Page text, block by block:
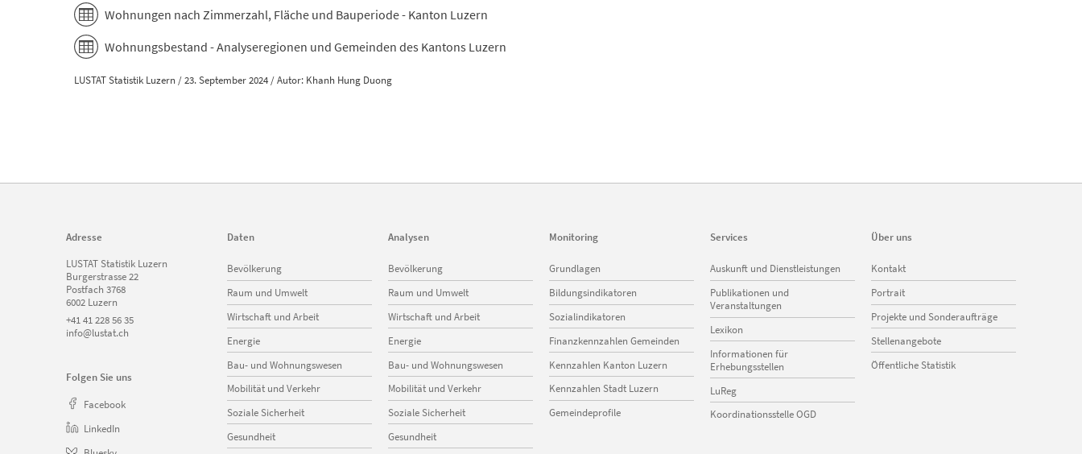
Wohnungen nach Zimmerzahl, Fläche und Bauperiode - Kanton Luzern
Wohnungsbestand - Analyseregionen und Gemeinden des Kantons Luzern
LUSTAT Statistik Luzern / 23. September 2024 / Autor: Khanh Hung Duong
Adresse
LUSTAT Statistik Luzern
Burgerstrasse 22
Postfach 3768
6002 Luzern
+41 41 228 56 35
info@lustat.ch
Folgen Sie uns
Facebook
LinkedIn
Daten
Navigation
überspringen
Bevölkerung
Raum und Umwelt
Wirtschaft und Arbeit
Energie
Bau- und Wohnungswesen
Mobilität und Verkehr
Soziale Sicherheit
Gesundheit
Analysen
Navigation
überspringen
Bevölkerung
Raum und Umwelt
Wirtschaft und Arbeit
Energie
Bau- und Wohnungswesen
Mobilität und Verkehr
Soziale Sicherheit
Gesundheit
Monitoring
Navigation
überspringen
Grundlagen
Bildungsindikatoren
Sozialindikatoren
Finanzkennzahlen Gemeinden
Kennzahlen Kanton Luzern
Kennzahlen Stadt Luzern
Gemeindeprofile
Services
Navigation
überspringen
Auskunft und Dienstleistungen
Publikationen und
Veranstaltungen
Lexikon
Informationen für
Erhebungsstellen
LuReg
Koordinationsstelle OGD
Über uns
Navigation
überspringen
Kontakt
Portrait
Projekte und Sonderaufträge
Stellenangebote
Öffentliche Statistik